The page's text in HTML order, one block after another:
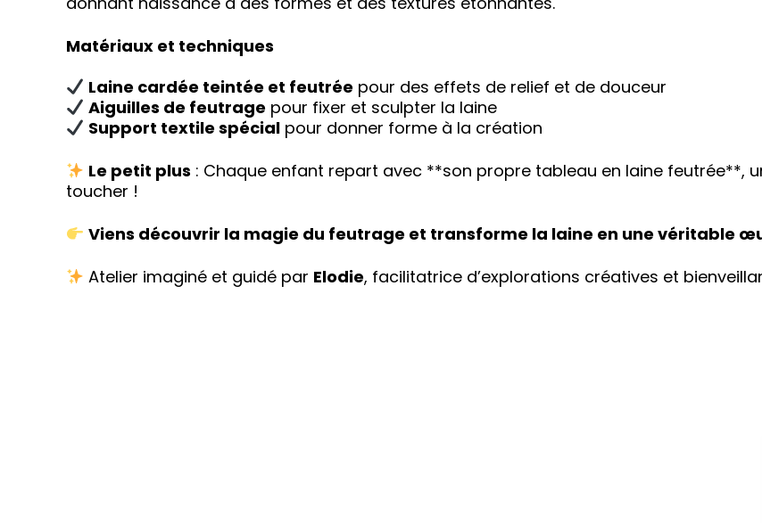
Matériaux et techniques
Laine cardée teintée et feutrée pour des effets de relief et de douceur
Aiguilles de feutrage pour fixer et sculpter la laine
Support textile spécial pour donner forme à la création
Le petit plus : Chaque enfant repart avec **son propre tableau en laine feutrée**,
toucher !
Viens découvrir la magie du feutrage et transforme la laine en unevéritable
Atelier imaginé et guidé par Elodie, facilitatrice d’explorations créatives et